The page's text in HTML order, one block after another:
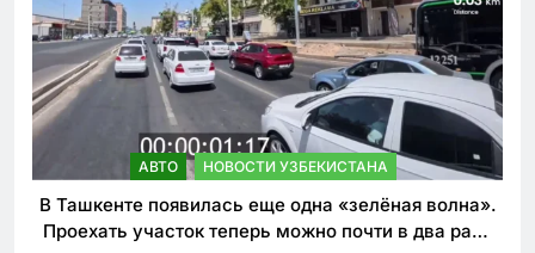
АВТО НОВОСТИ УЗБЕКИСТАНА
В Ташкенте появилась еще одна «зелёная волна».
Проехать участок теперь можно почти в два раза